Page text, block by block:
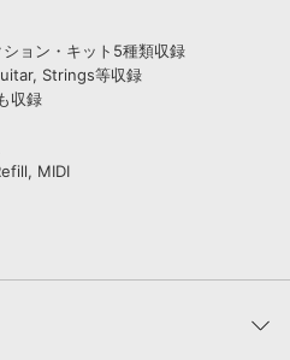
ション・キット5種類収録
Strings等収録
収録
MIDI